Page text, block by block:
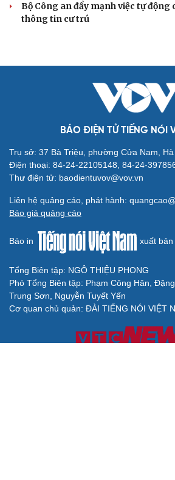
Bộ Công an đẩy mạnh việc tự động
thông tin cư trú
BÁO ĐIỆN TỬ TIẾNG NÓI
Trụ sở: 37 Bà Triệu, phường Cửa Nam,
Điện thoại: 84-24-22105148, 84-24-
Thư điện tử: baodientuvov@vov.vn
Liên hệ quảng cáo, phát hành:
Báo giá quảng cáo
Báo in xuất
Tổng Biên tập: NGÔ THIỆU PHONG
Phó Tổng Biên tập: Phạm Công Hân,
Trung Sơn, Nguyễn Tuyết Yến
Cơ quan chủ quản: ĐÀI TIẾNG NÓI VIỆT